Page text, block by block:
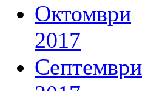
Октомври
2017
Септември